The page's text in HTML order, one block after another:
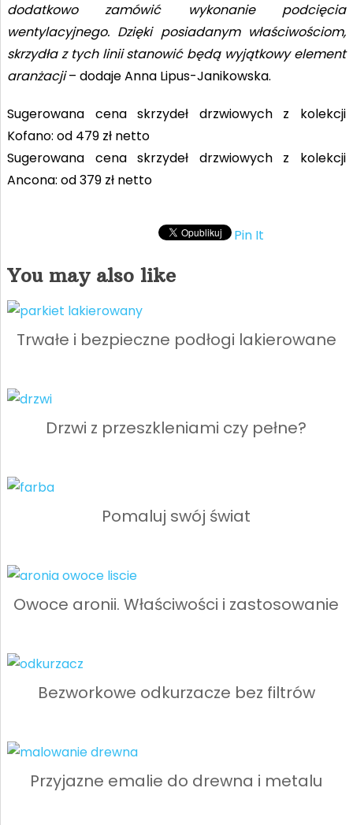
dodatkowo zamówić wykonanie podcięcia
wentylacyjnego. Dzięki posiadanym właściwościom,
skrzydła z tych linii stanowić będą wyjątkowy element
aranżacji– dodaje Anna Lipus-Janikowska.
Sugerowana cena skrzydeł drzwiowych z kolekcji
Kofano: od 479 zł netto
Sugerowana cena skrzydeł drzwiowych z kolekcji
Ancona: od 379 zł netto
Pin It
You may also like
Trwałe i bezpieczne podłogi lakierowane
Drzwi z przeszkleniami czy pełne?
Pomaluj swój świat
Owoce aronii. Właściwości i zastosowanie
Bezworkowe odkurzacze bez filtrów
Przyjazne emalie do drewna i metalu